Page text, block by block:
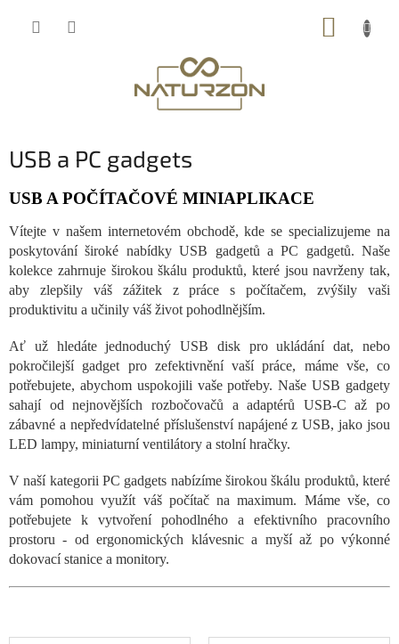
USB a PC gadgets
USB A POČÍTAČOVÉ MINIAPLIKACE
Vítejte v našem internetovém obchodě, kde se specializujeme na
poskytování široké nabídky USB gadgetů a PC gadgetů. Naše
kolekce zahrnuje širokou škálu produktů, které jsou navrženy tak,
aby zlepšily váš zážitek z práce s počítačem, zvýšily vaši
produktivitu a učinily váš život pohodlnějším.
Ať už hledáte jednoduchý USB disk pro ukládání dat, nebo
pokročilejší gadget pro zefektivnění vaší práce, máme vše, co
potřebujete, abychom uspokojili vaše potřeby. Naše USB gadgety
sahají od nejnovějších rozbočovačů a adaptérů USB-C až po
zábavné a nepředvídatelné příslušenství napájené z USB, jako jsou
LED lampy, miniaturní ventilátory a stolní hračky.
V naší kategorii PC gadgets nabízíme širokou škálu produktů, které
vám pomohou využít váš počítač na maximum. Máme vše, co
potřebujete k vytvoření pohodlného a efektivního pracovního
prostoru - od ergonomických klávesnic a myší až po výkonné
dokovací stanice a monitory.